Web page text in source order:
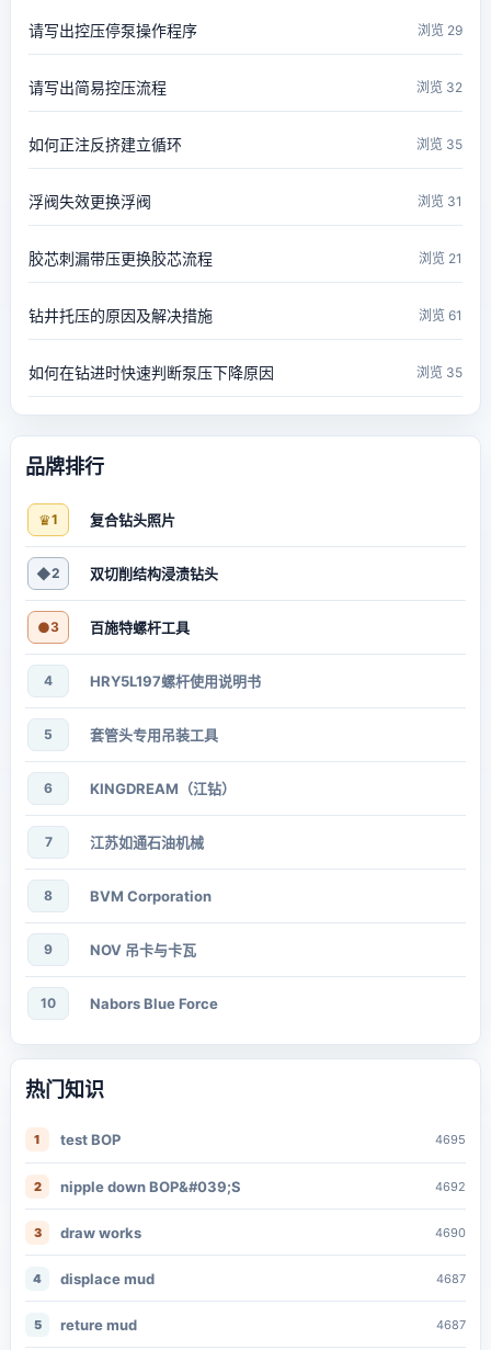
请写出控压停泵操作程序 浏览 29
请写出简易控压流程 浏览 32
如何正注反挤建立循环 浏览 35
浮阀失效更换浮阀 浏览 31
胶芯刺漏带压更换胶芯流程 浏览 21
钻井托压的原因及解决措施 浏览 61
如何在钻进时快速判断泵压下降原因 浏览 35
品牌排行
♛1 复合钻头照片
◆2 双切削结构浸渍钻头
●3 百施特螺杆工具
4 HRY5L197螺杆使用说明书
5 套管头专用吊装工具
6 KINGDREAM（江钻）
7 江苏如通石油机械
8 BVM Corporation
9 NOV 吊卡与卡瓦
10 Nabors Blue Force
热门知识
1 test BOP 4695
2 nipple down BOP&#039;S 4692
3 draw works 4690
4 displace mud 4687
5 reture mud 4687